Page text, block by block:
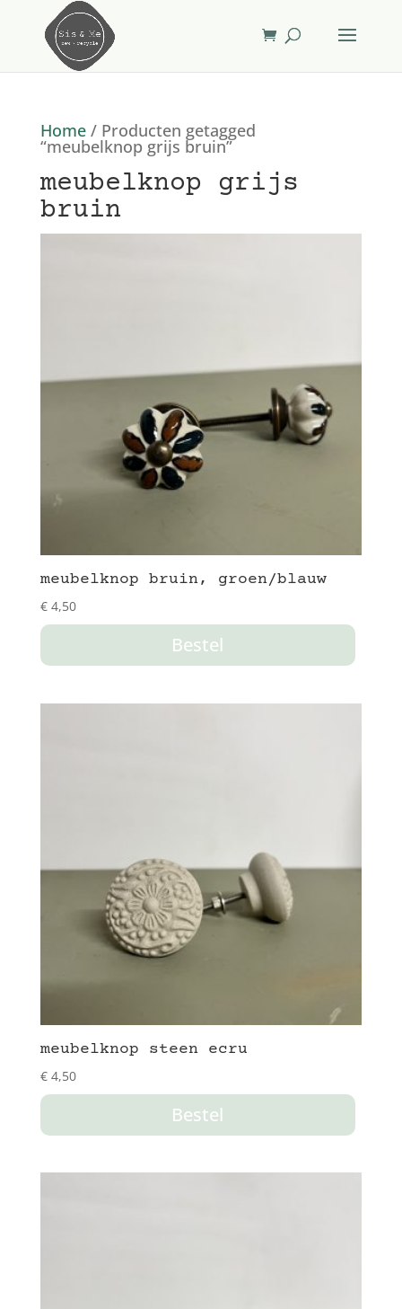
Home/ Producten getagged
“meubelknop grijs bruin”
meubelknop grijs
bruin
meubelknop bruin, groen/blauw
€4,50
Bestel
meubelknop steen ecru
€4,50
Bestel